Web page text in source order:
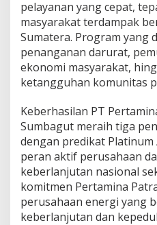
pelayanan yang cepat,
masyarakat terdampak
Sumatera. Program yang
penanganan darurat,
ekonomi masyarakat,
ketangguhan komunitas
Keberhasilan PT
Sumbagut meraih tiga
dengan predikat
peran aktif perusahaan
keberlanjutan nasional
komitmen Pertamina
perusahaan energi yang
keberlanjutan dan